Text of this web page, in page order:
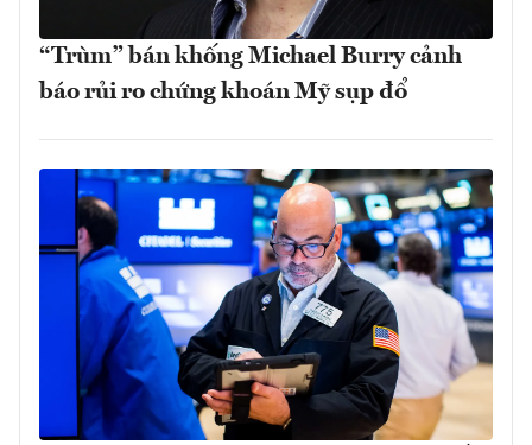
“Trùm” bán khống Michael Burry cảnh
báo rủi ro chứng khoán Mỹ sụp đổ